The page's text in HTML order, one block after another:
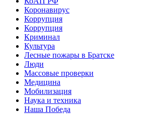
Коронавирус
Коррупция
Коррупция
Криминал
Культура
Лесные пожары в Братске
Люди
Массовые проверки
Медицина
Мобилизация
Наука и техника
Наша Победа